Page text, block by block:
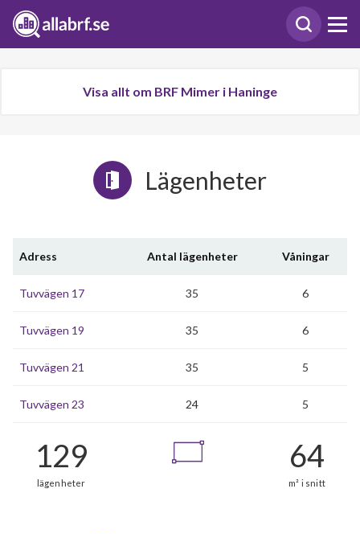
Visa allt om BRF Mimer i Haninge
Lägenheter
Adress Antal lägenheter Våningar
Tuvvägen 17 35 6
Tuvvägen 19 35 6
Tuvvägen 21 35 5
Tuvvägen 23 24 5